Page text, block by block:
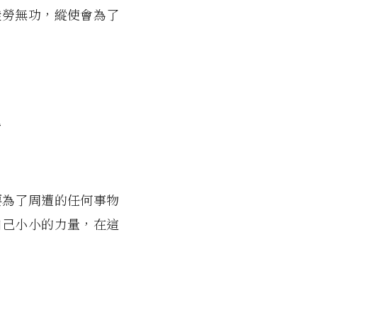
無功，縱使會為了
了周遭的任何事物
小小的力量，在這